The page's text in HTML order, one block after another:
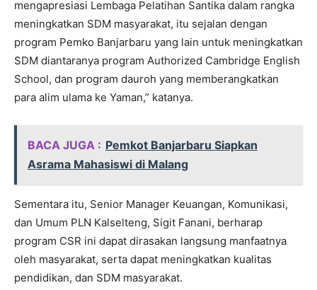
mengapresiasi Lembaga Pelatihan Santika dalam rangka
meningkatkan SDM masyarakat, itu sejalan dengan
program Pemko Banjarbaru yang lain untuk meningkatkan
SDM diantaranya program Authorized Cambridge English
School, dan program dauroh yang memberangkatkan
para alim ulama ke Yaman,” katanya.
BACA JUGA : Pemkot Banjarbaru Siapkan
Asrama Mahasiswi di Malang
Sementara itu, Senior Manager Keuangan, Komunikasi,
dan Umum PLN Kalselteng, Sigit Fanani, berharap
program CSR ini dapat dirasakan langsung manfaatnya
oleh masyarakat, serta dapat meningkatkan kualitas
pendidikan, dan SDM masyarakat.